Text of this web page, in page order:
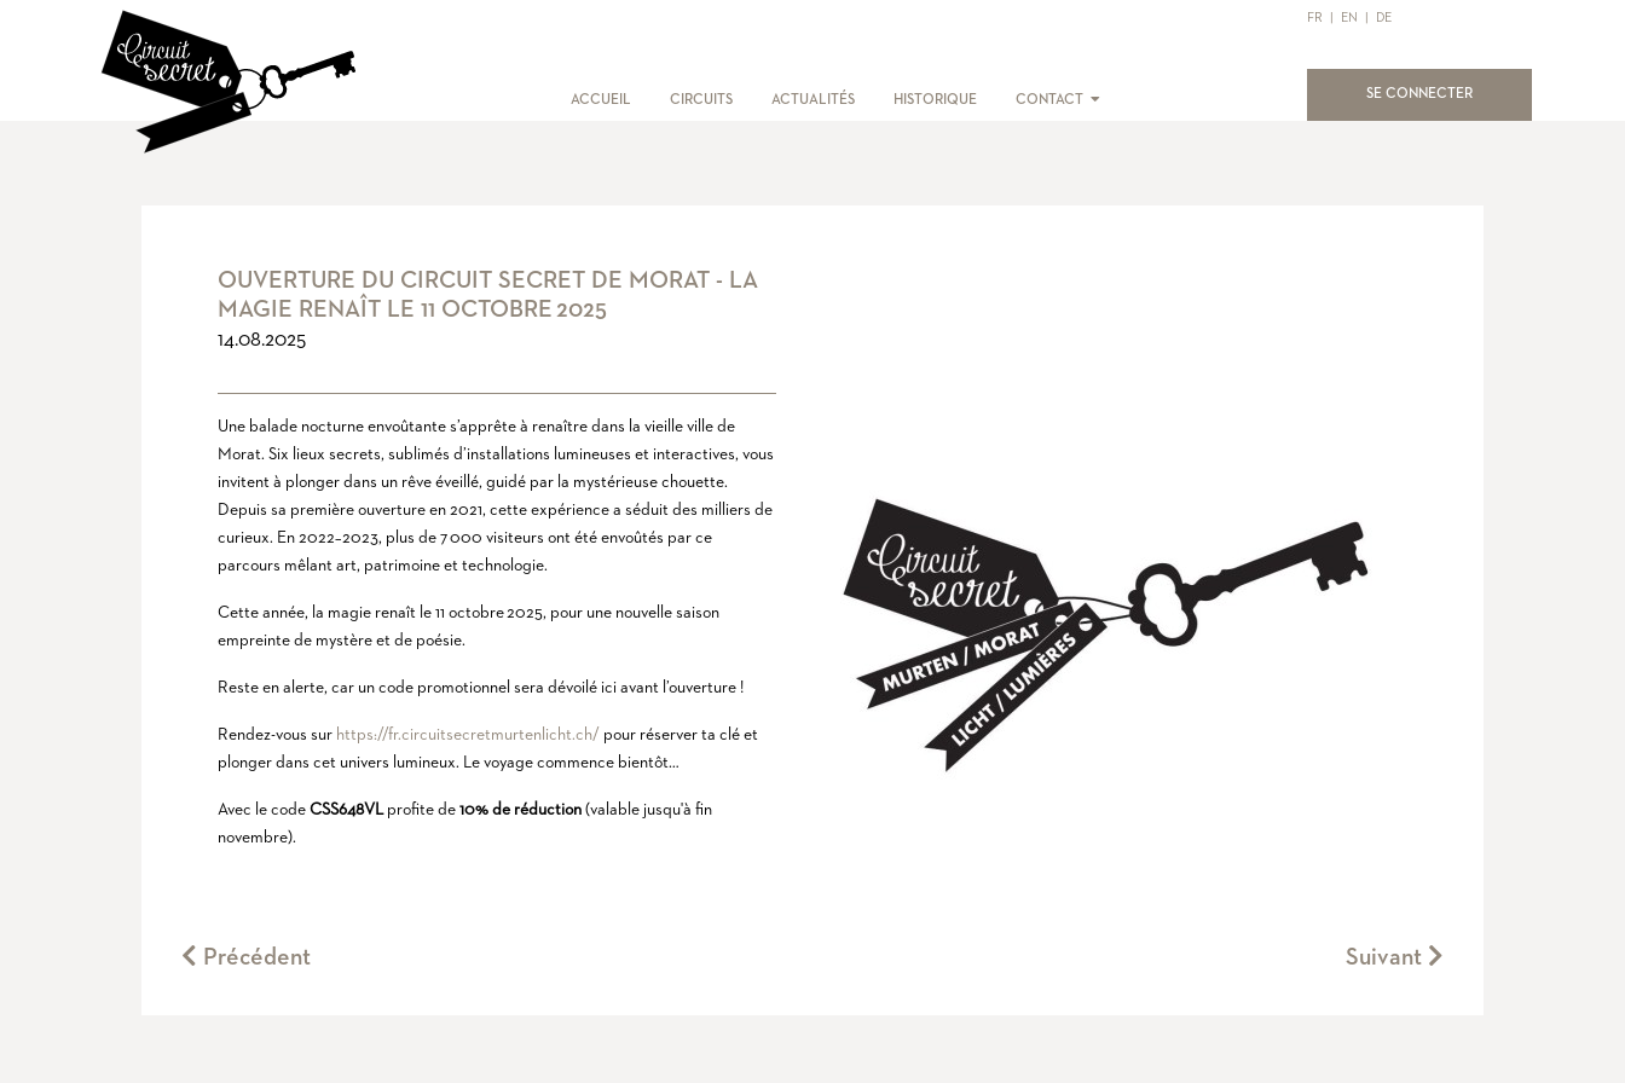
ACCUEIL CIRCUITS ACTUALITÉS HISTORIQUE CONTACT
FR EN DE
SE CONNECTER(current)
OUVERTURE DU CIRCUIT SECRET DE MORAT - LA
MAGIE RENAÎT LE 11 OCTOBRE 2025
14.08.2025
Une balade nocturne envoûtante s’apprête à renaître dans la vieille ville de
Morat. Six lieux secrets, sublimés d’installations lumineuses et interactives, vous
invitent à plonger dans un rêve éveillé, guidé par la mystérieuse chouette.
Depuis sa première ouverture en 2021, cette expérience a séduit des milliers de
curieux. En 2022–2023, plus de 7 000 visiteurs ont été envoûtés par ce
parcours mêlant art, patrimoine et technologie.
Cette année, la magie renaît le 11 octobre 2025, pour une nouvelle saison
empreinte de mystère et de poésie.
Reste en alerte, car un code promotionnel sera dévoilé ici avant l’ouverture !
Rendez-vous sur https://fr.circuitsecretmurtenlicht.ch/ pour réserver ta clé et
plonger dans cet univers lumineux. Le voyage commence bientôt…
Avec le codeCSS648VL profite de10% de réduction (valable jusqu'à fin
novembre).
Précédent Suivant